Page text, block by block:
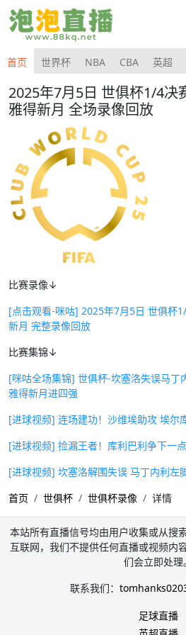
首页 世界杯 NBA CBA 英超
2025年7月5日 世俱杯1/4决
雅得新月 全场录像回放
比赛录像↓
[点击观看-咪咕] 2025年7月5日 世俱杯
新月 完整录像回放
比赛集锦↓
[咪咕全场集锦] 世俱杯-坎塞洛失误马丁
雅得新月进四强
[进球视频] 连场建功！沙维埃助攻 埃尔
[进球视频] 捡漏王者！库利巴利争下一
[进球视频] 坎塞洛解围失误 马丁内利左
首页
世俱杯 世俱杯录像 详情
本站所有直播信号均由用户收集或从搜
互联网，我们不提供任何直播或视频内
们会立即处理。
联系我们：
足球直播